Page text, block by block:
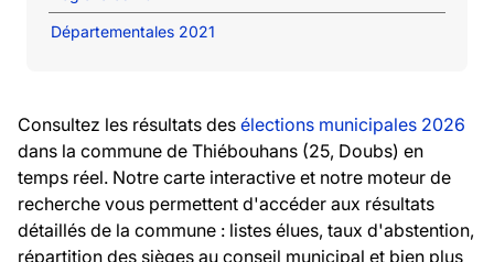
Départementales 2021
Consultez les résultats des élections municipales 2026
dans la commune de Thiébouhans (25, Doubs) en
temps réel. Notre carte interactive et notre moteur de
recherche vous permettent d'accéder aux résultats
détaillés de la commune : listes élues, taux d'abstention,
répartition des sièges au conseil municipal et bien plus